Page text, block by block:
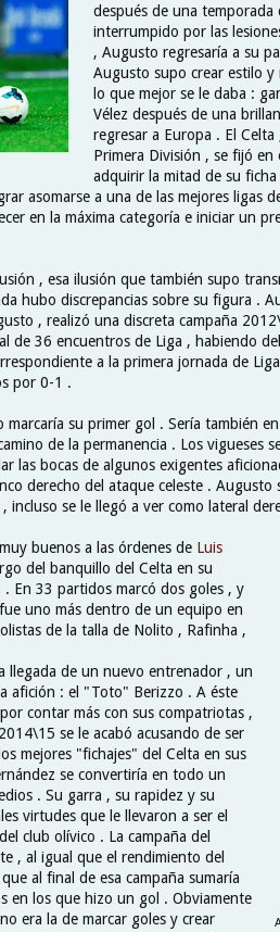
después de una
interrumpido por las
, Augusto regresaría a su
Augusto supo crear estilo y
lo que mejor se le daba :
Vélez después de una
regresar a Europa . El
Primera División , se fijó
adquirir la mitad de su
asomarse a una de las mejores ligas
en la máxima categoría e iniciar un
, esa ilusión que también supo
hubo discrepancias sobre su figura .
, realizó una discreta campaña
de 36 encuentros de Liga , habiendo
a la primera jornada de
por 0-1 .
marcaría su primer gol . Sería también
de la permanencia . Los vigueses
las bocas de algunos exigentes
derecho del ataque celeste .
incluso se le llegó a ver como lateral
buenos a las órdenes de Luis
del banquillo del Celta en su
En 33 partidos marcó dos goles , y
uno más dentro de un equipo en
de la talla de Nolito , Rafinha ,
llegada de un nuevo entrenador , un
afición : el "Toto" Berizzo . A éste
contar más con sus compatriotas ,
se le acabó acusando de ser
mejores "fichajes" del Celta en sus
se convertiría en todo un
. Su garra , su rapidez y su
virtudes que le llevaron a ser el
club olívico . La campaña del
, al igual que el rendimiento del
al final de esa campaña sumaría
en los que hizo un gol . Obviamente
era la de marcar goles y crear